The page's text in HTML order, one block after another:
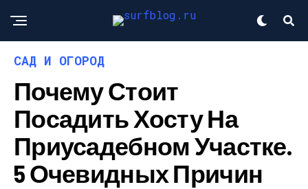
САД И ОГОРОД
Почему Стоит
Посадить Хосту На
Приусадебном Участке.
5 Очевидных Причин